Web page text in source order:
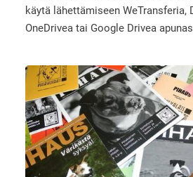
käytä lähettämiseen WeTransferia,
OneDrivea tai Google Drivea